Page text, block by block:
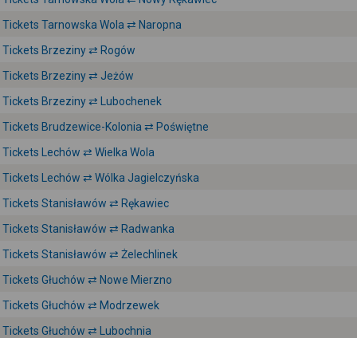
Tickets Tarnowska Wola ⇄ Naropna
Tickets Brzeziny ⇄ Rogów
Tickets Brzeziny ⇄ Jeżów
Tickets Brzeziny ⇄ Lubochenek
Tickets Brudzewice-Kolonia ⇄ Poświętne
Tickets Lechów ⇄ Wielka Wola
Tickets Lechów ⇄ Wólka Jagielczyńska
Tickets Stanisławów ⇄ Rękawiec
Tickets Stanisławów ⇄ Radwanka
Tickets Stanisławów ⇄ Żelechlinek
Tickets Głuchów ⇄ Nowe Mierzno
Tickets Głuchów ⇄ Modrzewek
Tickets Głuchów ⇄ Lubochnia